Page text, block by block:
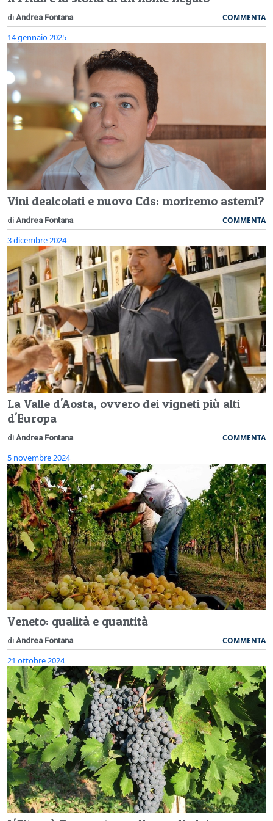
di Andrea Fontana COMMENTA
14 gennaio 2025
Vini dealcolati e nuovo Cds: moriremo astemi?
di Andrea Fontana COMMENTA
3 dicembre 2024
La Valle d'Aosta, ovvero dei vigneti più alti
d'Europa
di Andrea Fontana COMMENTA
5 novembre 2024
Veneto: qualità e quantità
di Andrea Fontana COMMENTA
21 ottobre 2024